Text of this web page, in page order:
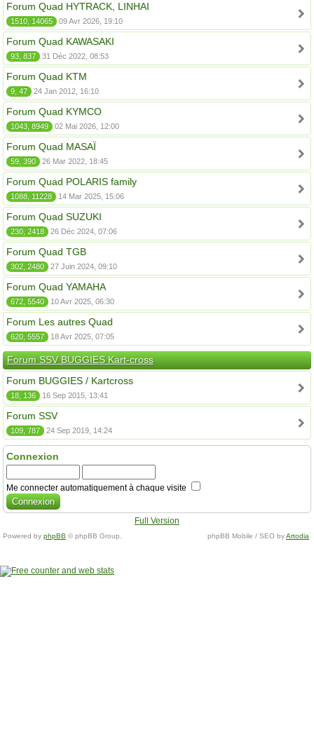
Forum Quad HYTRACK, LINHAI
1510, 14065 09 Avr 2026, 19:10
Forum Quad KAWASAKI
93, 837 31 Déc 2022, 08:53
Forum Quad KTM
9, 47 24 Jan 2012, 16:10
Forum Quad KYMCO
1043, 8949 02 Mai 2026, 12:00
Forum Quad MASAÏ
59, 390 26 Mar 2022, 18:45
Forum Quad POLARIS family
1088, 11228 14 Mar 2025, 15:06
Forum Quad SUZUKI
230, 2418 26 Déc 2024, 07:06
Forum Quad TGB
302, 2480 27 Juin 2024, 09:10
Forum Quad YAMAHA
672, 5540 10 Avr 2025, 06:30
Forum Les autres Quad
620, 5557 18 Avr 2025, 07:05
Forum SSV BUGGIES Kart-cross
Forum BUGGIES / Kartcross
18, 136 16 Sep 2015, 13:41
Forum SSV
109, 787 24 Sep 2019, 14:24
Connexion
Me connecter automatiquement à chaque visite
Full Version
Powered by phpBB © phpBB Group. phpBB Mobile / SEO byArtodia